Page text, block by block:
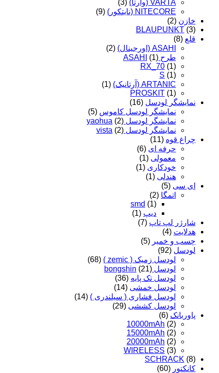
VARTA (وارتا)
(3)
NITECORE (نایتکور)
(9)
خازن (2)
BLAUPUNKT (3)
قلع (8)
ASAHI (اورجینال)
(2)
طرح ASAHI (1)
RX_70 (1)
S (1)
ARTANIC (آرتانیک)
(1)
PROSKIT (1)
نمایشگر لودسل (16)
نمایشگر لودسل کاموس (5)
نمایشگر لودسل yaohua (2)
نمایشگر لودسل vista (2)
چراغ قوه (11)
حرفه ای (6)
معمولی (1)
خودکاری (1)
هندلی (1)
ای سی (5)
اتمگا (2)
smd (1)
دیپ (1)
شارژر لپ تاپ (7)
هدلایت (4)
چسب و خمیر (5)
لودسل (92)
لودسل زمیک ( zemic )
(68)
لودسل bongshin (21)
لودسل تک پایه (36)
لودسل خمشی (14)
لودسل فشاری ( سیلندری ) (14)
لودسل کششی (29)
پاوربانک (6)
10000mAh (2)
15000mAh (2)
20000mAh (2)
WIRELESS (3)
SCHRACK (8)
کانکتور (60)